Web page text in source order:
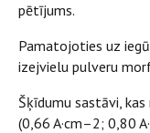
pētījums.
Pamatojoties uz
izejvielu pulveru
Šķīdumu sastāvi,
(0,66 A·cm–2; 0,80